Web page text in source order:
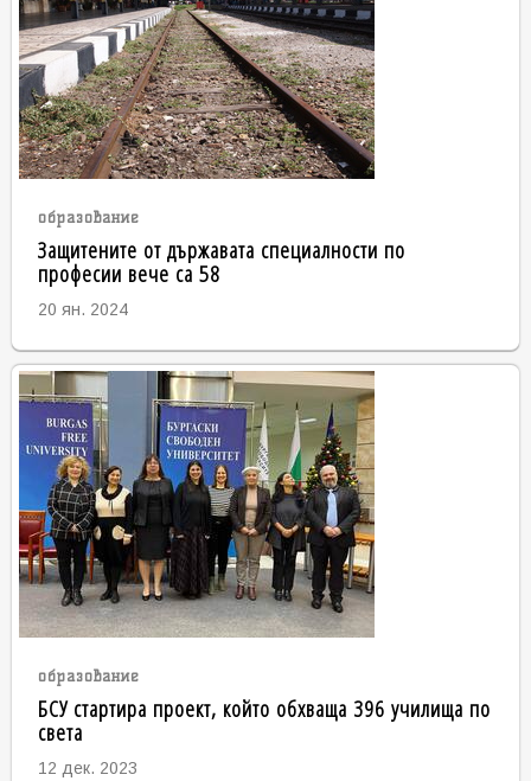
образование
Защитените от държавата специалности по
професии вече са 58
20 ян. 2024
образование
БСУ стартира проект, който обхваща 396 училища по
света
12 дек. 2023